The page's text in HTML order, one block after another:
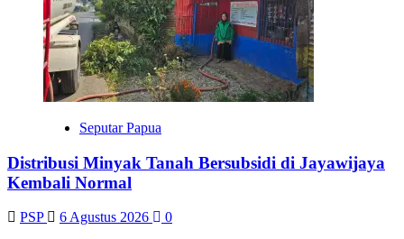
Seputar Papua
Distribusi Minyak Tanah Bersubsidi di Jayawijaya
Kembali Normal
PSP 6 Agustus 2026
0